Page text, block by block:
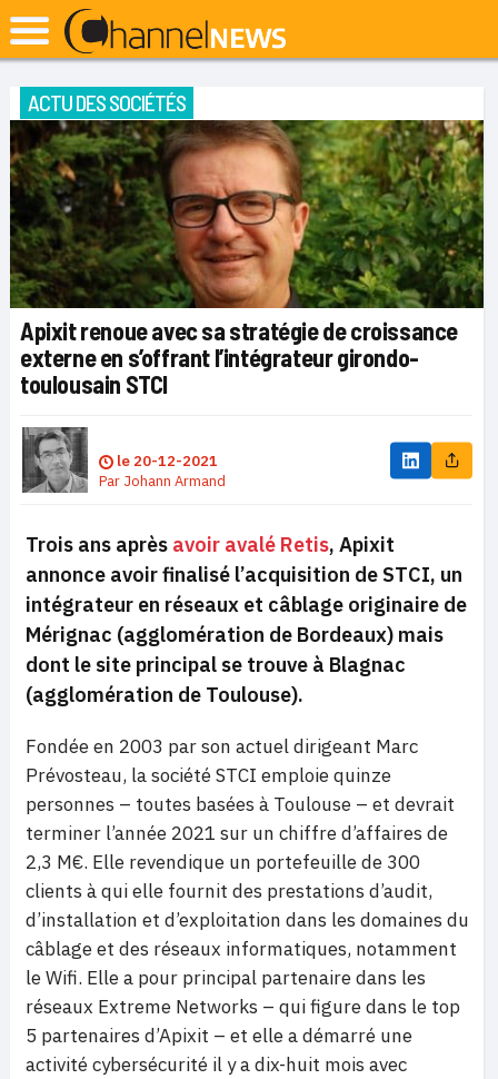
ACTU DES SOCIÉTÉS
Apixit renoue avec sa stratégie de croissance
externe en s’offrant l’intégrateur girondo-
toulousain STCI
le 20-12-2021
Par Johann Armand
Trois ans après avoir avalé Retis, Apixit
annonce avoir finalisé l’acquisition de STCI, un
intégrateur en réseaux et câblage originaire de
Mérignac (agglomération de Bordeaux) mais
dont le site principal se trouve à Blagnac
(agglomération de Toulouse).
Fondée en 2003 par son actuel dirigeant Marc
Prévosteau, la société STCI emploie quinze
personnes – toutes basées à Toulouse – et devrait
terminer l’année 2021 sur un chiffre d’affaires de
2,3 M€. Elle revendique un portefeuille de 300
clients à qui elle fournit des prestations d’audit,
d’installation et d’exploitation dans les domaines du
câblage et des réseaux informatiques, notamment
le Wifi. Elle a pour principal partenaire dans les
réseaux Extreme Networks – qui figure dans le top
5 partenaires d’Apixit – et elle a démarré une
activité cybersécurité il y a dix-huit mois avec